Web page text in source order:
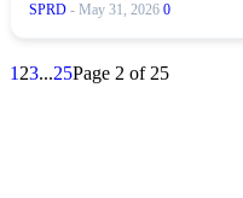
SPRD - May 31, 2026 0
1 23...25Page 2 of 25